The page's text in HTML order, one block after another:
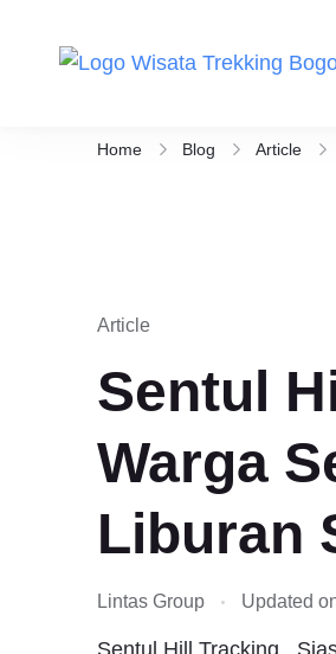
Home Blog Article
Article
Sentul
Warga
Liburan
Lintas Group Updated
Sentul Hill Tracking ,